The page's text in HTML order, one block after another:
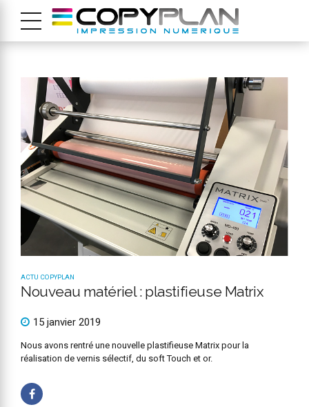
ACTU COPYPLAN
Nouveau matériel : plastifieuse Matrix
15 janvier 2019
Nous avons rentré une nouvelle plastifieuse Matrix pour la
réalisation de vernis sélectif, du soft Touch et or.